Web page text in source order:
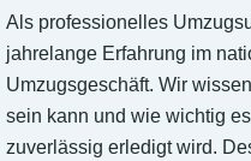
Als professionelles
jahrelange Erfahrung im
Umzugsgeschäft. Wir
sein kann und wie wichtig
zuverlässig erledigt wird.